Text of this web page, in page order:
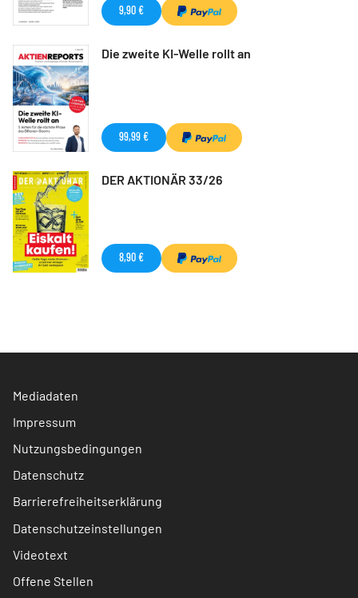
9,90 €
Die zweite KI-Welle rollt an
99,99 €
DER AKTIONÄR 33/26
8,90 €
Mediadaten
Impressum
Nutzungsbedingungen
Datenschutz
Barrierefreiheitserklärung
Datenschutzeinstellungen
Videotext
Offene Stellen